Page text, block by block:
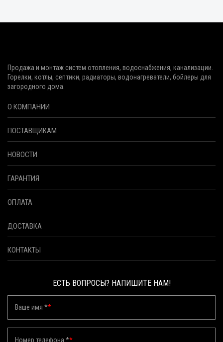
Продажа и монтаж систем отопления, водоснабжения, канализации.
Горелки, котлы, септики, радиаторы, водонагреватели, бойлеры для
загородного дома.
О КОМПАНИИ
ПОСТАВЩИКАМ
НОВОСТИ
ГАРАНТИЯ
ОПЛАТА
ДОСТАВКА
КОНТАКТЫ
ЕСТЬ ВОПРОСЫ? НАПИШИТЕ НАМ!
Ваше имя **
Номер телефона **